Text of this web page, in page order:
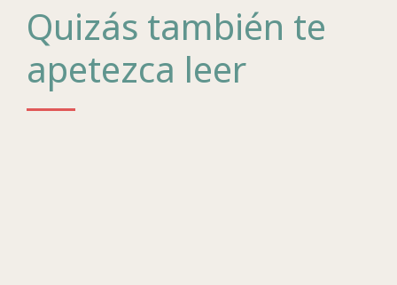
Quizás también te
apetezca leer